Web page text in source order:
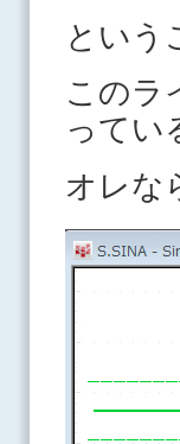
という
このラ
ってい
オレな